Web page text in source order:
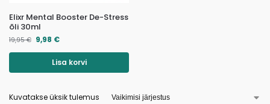
Elixr Mental Booster De-Stress
õli 30ml
19,95€ 9,98 €
Lisa korvi
Kuvatakse üksik tulemus